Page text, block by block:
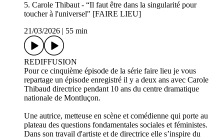
5. Carole Thibaut - “Il faut être dans la singularité pour
toucher à l'universel" [FAIRE LIEU]
21/03/2026
55 min
REDIFFUSION
Pour ce cinquième épisode de la série faire lieu je vous
repartage un épisode enregistré il y a deux ans avec Carole
Thibaud directrice pendant 10 ans du centre dramatique
nationale de Montluçon.
Une autrice, metteuse en scène et comédienne qui porte au
plateau des questions fondamentales sociales et féministes.
Dans son travail d'artiste et de directrice elle s’inspire du